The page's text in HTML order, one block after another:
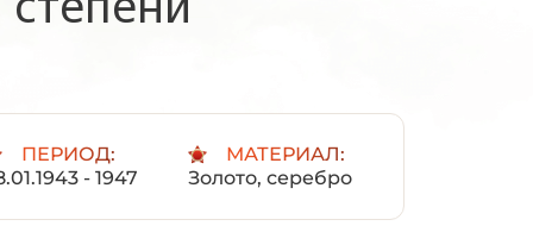
ПЕРИОД:
- 1947
МАТЕРИАЛ:
Золото, серебро